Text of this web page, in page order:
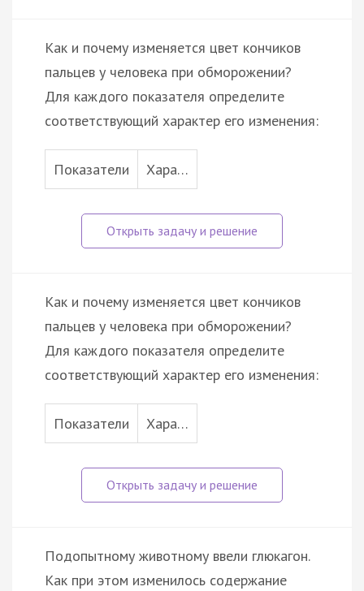
Как и почему изменяется цвет кончиков
пальцев у человека при обморожении?
Для каждого показателя определите
соответствующий характер его изменения:
Показатели Хара…
Как и почему изменяется цвет кончиков
пальцев у человека при обморожении?
Для каждого показателя определите
соответствующий характер его изменения:
Показатели Хара…
Подопытному животному ввели глюкагон.
Как при этом изменилось содержание